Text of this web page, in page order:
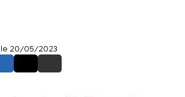
, le 20/05/2023